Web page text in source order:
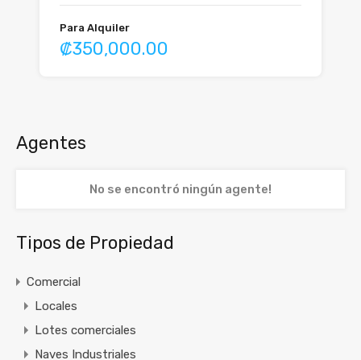
Para Alquiler
₡350,000.00
Agentes
No se encontró ningún agente!
Tipos de Propiedad
Comercial
Locales
Lotes comerciales
Naves Industriales